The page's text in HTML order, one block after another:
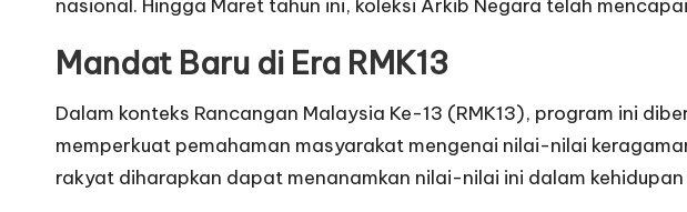
nasional. Hingga Maret tahun ini, koleksi Arkib Negara telah
Mandat Baru di Era RMK13
Dalam konteks Rancangan Malaysia Ke-13 (RMK13), program ini
memperkuat pemahaman masyarakat mengenai nilai-nilai
rakyat diharapkan dapat menanamkan nilai-nilai ini dalam